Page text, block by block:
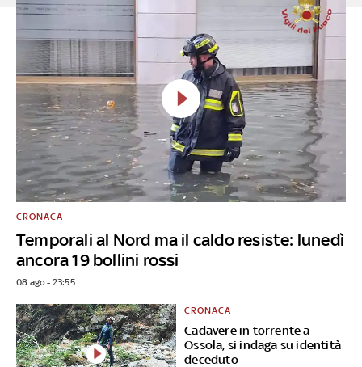
Temporali al Nord ma il caldo resiste: lunedì
ancora 19 bollini rossi
CRONACA
08 ago - 23:55
Cadavere in torrente a
Ossola, si indaga su identità
deceduto
CRONACA